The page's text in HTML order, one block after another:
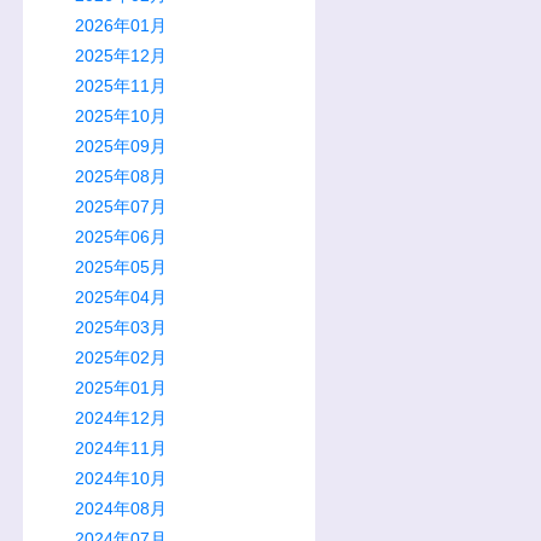
2026年01月
2025年12月
2025年11月
2025年10月
2025年09月
2025年08月
2025年07月
2025年06月
2025年05月
2025年04月
2025年03月
2025年02月
2025年01月
2024年12月
2024年11月
2024年10月
2024年08月